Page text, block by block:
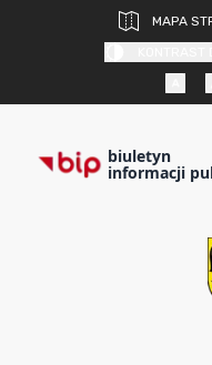
MAPA
biuletyn
informacji